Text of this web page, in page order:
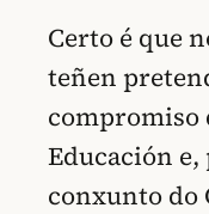
Certo é que
teñen
compromiso
Educación
conxunto do